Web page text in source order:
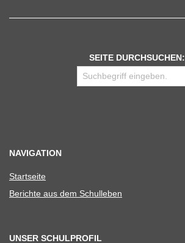
SEITE DURCHSUCHEN:
NAVIGATION
Start­seite
Berichte aus dem Schulleben
UNSER SCHULPROFIL